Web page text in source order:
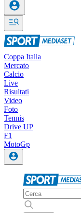
Coppa Italia
Mercato
Calcio
Live
Risultati
Video
Foto
Tennis
Drive UP
F1
MotoGp